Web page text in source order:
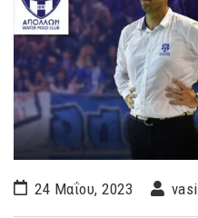
24 Μαΐου, 2023